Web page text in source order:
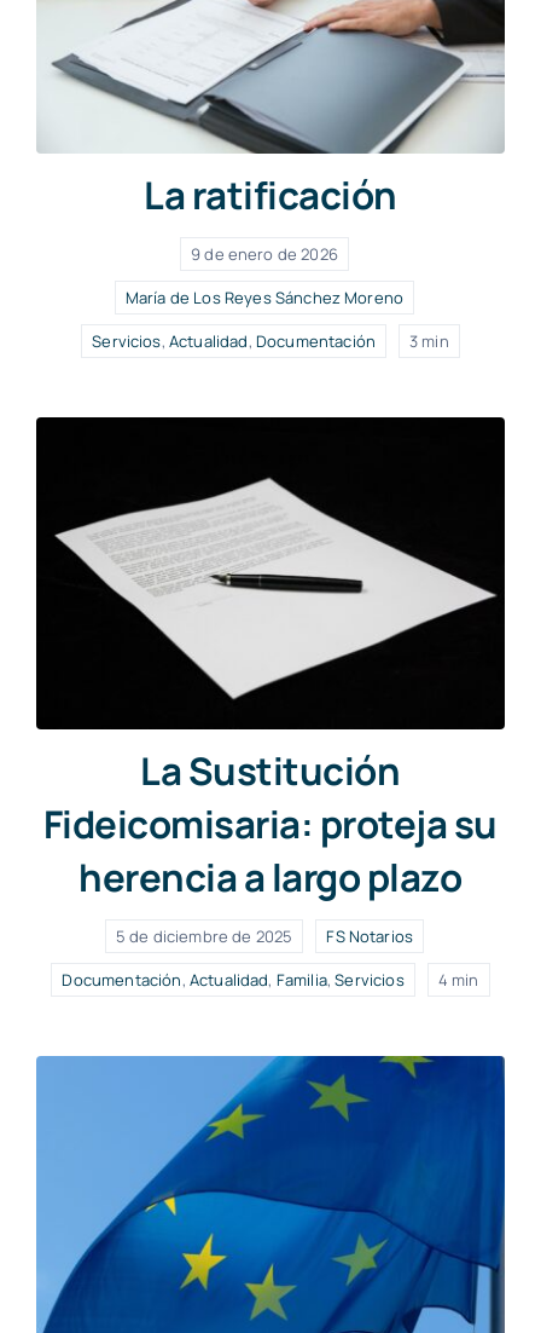
La ratificación
9 de enero de 2026
María de Los Reyes Sánchez Moreno
Servicios, Actualidad, Documentación 3 min
La Sustitución
Fideicomisaria: proteja su
herencia a largo plazo
5 de diciembre de 2025
FS Notarios
Documentación, Actualidad, Familia,Servicios 4 min